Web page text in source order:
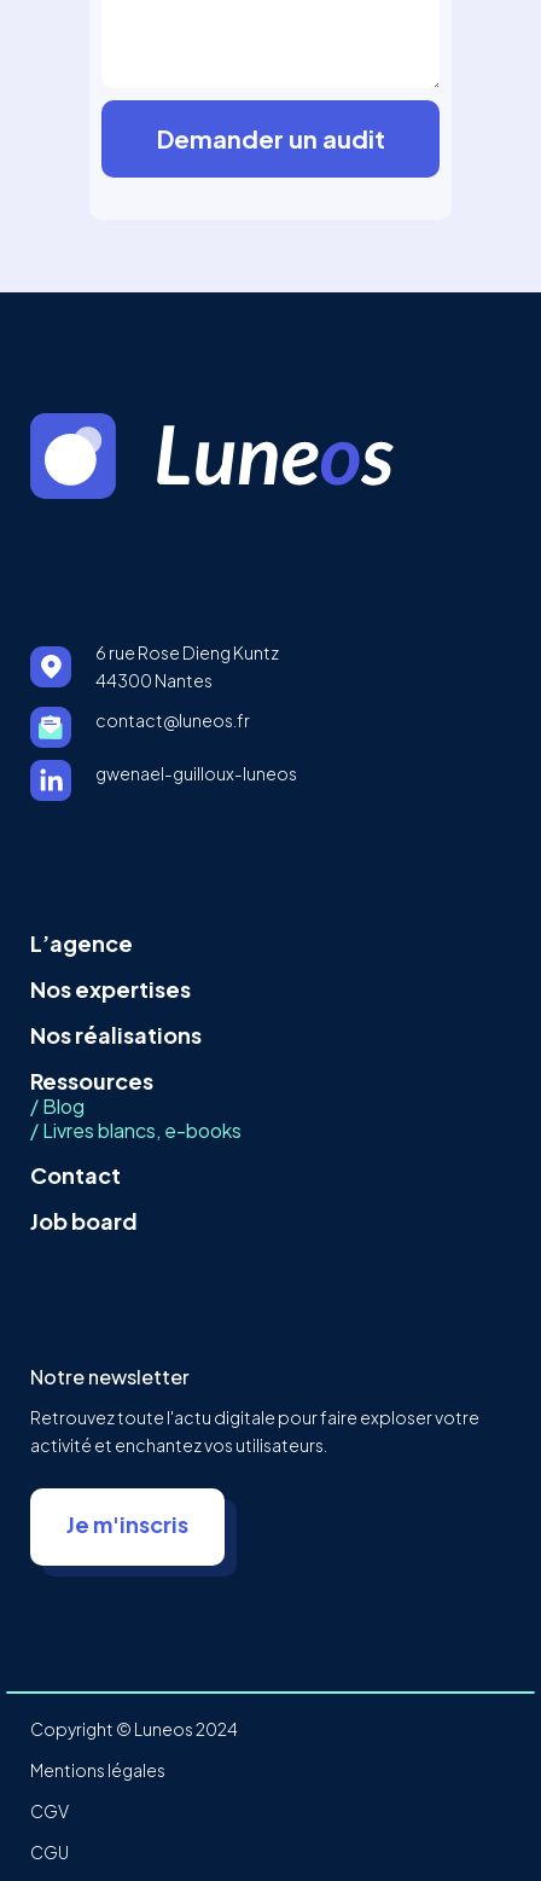
6 rue Rose Dieng Kuntz
44300 Nantes
contact@luneos.fr
gwenael-guilloux-luneos
L’agence
Nos expertises
Nos réalisations
Ressources
/ Blog
/ Livres blancs, e-books
Contact
Job board
Notre newsletter
Retrouvez toute l'actu digitale pour faire exploser votre
activité et enchantez vos utilisateurs.
Je m'inscris
Copyright © Luneos 2024
Mentions légales
CGV
CGU